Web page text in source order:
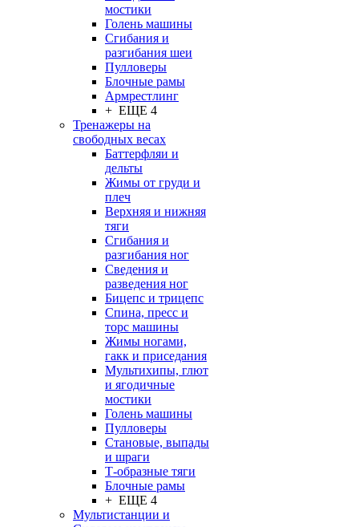
мостики
Голень машины
Сгибания и
разгибания шеи
Пулловеры
Блочные рамы
Армрестлинг
+ ЕЩЕ 4
Тренажеры на
свободных весах
Баттерфляи и
дельты
Жимы от груди и
плеч
Верхняя и нижняя
тяги
Сгибания и
разгибания ног
Сведения и
разведения ног
Бицепс и трицепс
Спина, пресс и
торс машины
Жимы ногами,
гакк и приседания
Мультихипы, глют
и ягодичные
мостики
Голень машины
Пулловеры
Становые, выпады
и шраги
Т-образные тяги
Блочные рамы
+ ЕЩЕ 4
Мультистанции и